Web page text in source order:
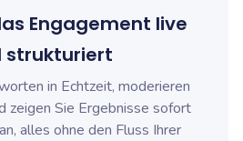
Engagement live
strukturiert
in Echtzeit, moderieren
zeigen Sie Ergebnisse sofort
alles ohne den Fluss Ihrer